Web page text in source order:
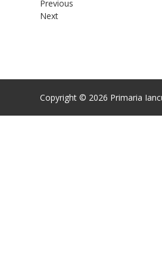
Previous
Next
Copyright © 2026 Primaria